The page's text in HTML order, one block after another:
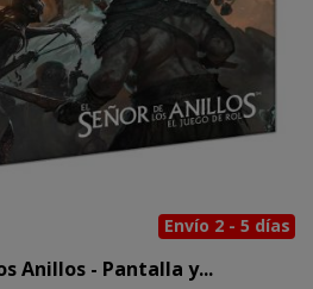
Envío 2 - 5 días
Anillos - Pantalla y...